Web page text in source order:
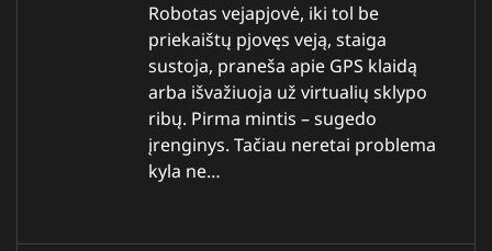
Robotas vejapjovė, iki tol be
priekaištų pjovęs veją, staiga
sustoja, praneša apie GPS klaidą
arba išvažiuoja už virtualių sklypo
ribų. Pirma mintis – sugedo
įrenginys. Tačiau neretai problema
kyla ne…